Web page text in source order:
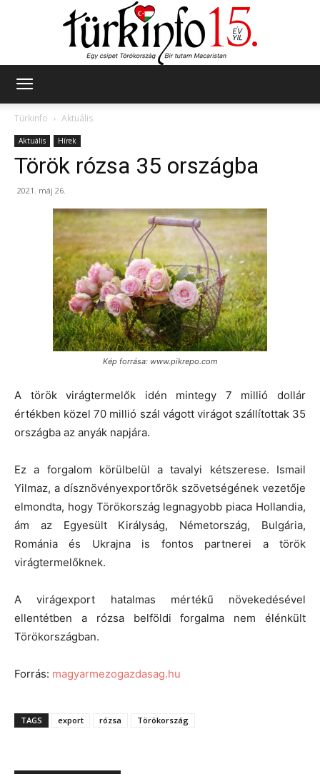
Türkinfo
Aktuális
Aktuális Hírek
Török rózsa 35 országba
2021. máj 26.
Kép forrása: www.pikrepo.com
A török virágtermelők idén mintegy 7 millió dollár
értékben közel 70 millió szál vágott virágot szállítottak 35
országba az anyák napjára.
Ez a forgalom körülbelül a tavalyi kétszerese. Ismail
Yilmaz, a dísznövényexportőrök szövetségének vezetője
elmondta, hogy Törökország legnagyobb piaca Hollandia,
ám az Egyesült Királyság, Németország, Bulgária,
Románia és Ukrajna is fontos partnerei a török
virágtermelőknek.
A virágexport hatalmas mértékű növekedésével
ellentétben a rózsa belföldi forgalma nem élénkült
Törökországban.
Forrás: magyarmezogazdasag.hu
TAGS export rózsa Törökország